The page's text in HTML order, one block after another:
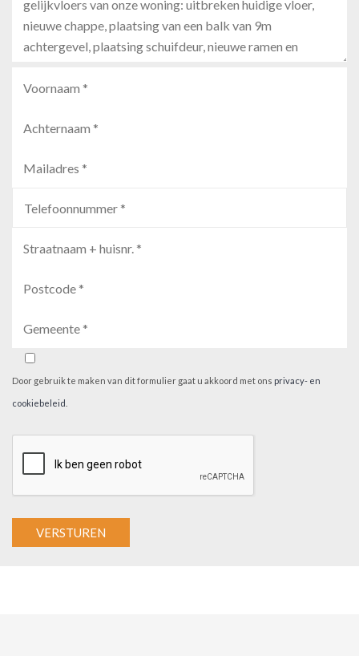
Door gebruik te maken van dit formulier gaat u akkoord met ons privacy- en
cookiebeleid